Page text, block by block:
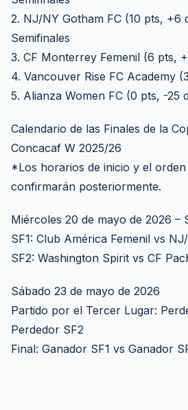
2. NJ/NY Gotham FC (10 pts, +6
Semifinales
3. CF Monterrey Femenil (6 pts,
4. Vancouver Rise FC Academy
5. Alianza Women FC (0 pts, -25
Calendario de las Finales de la
Concacaf W 2025/26
*Los horarios de inicio y el
confirmarán posteriormente.
Miércoles 20 de mayo de 2026 –
SF1: Club América Femenil vs
SF2: Washington Spirit vs CF
Sábado 23 de mayo de 2026
Partido por el Tercer Lugar:
Perdedor SF2
Final: Ganador SF1 vs Ganador